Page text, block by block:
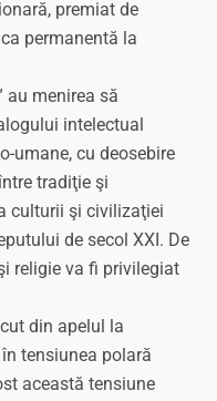
premiat de
permanentă la
au menirea să
intelectual
umane, cu deosebire
tradiţie şi
culturii şi civilizaţiei
de secol XXI. De
religie va fi privilegiat
din apelul la
tensiunea polară
această tensiune